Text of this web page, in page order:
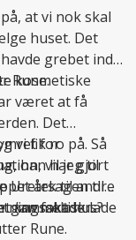
at vi nok skal
huset. Det
grebet ind
Rune.
kosmetiske
været at få
Det
for
han har gjort
Uretek til andre
vi fik ro på. Så
vil jeg til
årsagen til
kanfaktisk lade
Rune.
gammelt hus?